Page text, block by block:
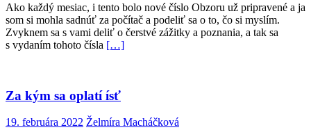
Ako každý mesiac, i tento bolo nové číslo Obzoru už pripravené a ja
som si mohla sadnúť za počítač a podeliť sa o to, čo si myslím.
Zvyknem sa s vami deliť o čerstvé zážitky a poznania, a tak sa
s vydaním tohoto čísla […]
Za kým sa oplatí ísť
19. februára 2022 Želmíra Macháčková